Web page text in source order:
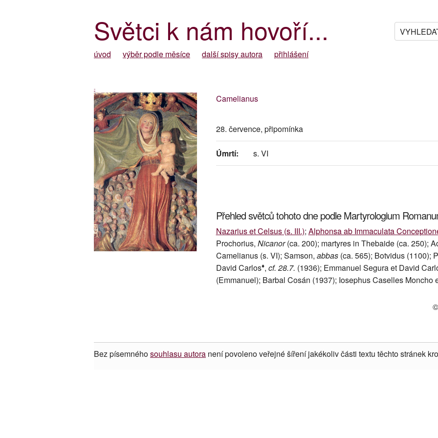
Světci k nám hovoří...
úvod výběr podle měsíce další spisy autora přihlášení
-
Camelianus
28. července, připomínka
Úmrtí: s. VI
Přehled světců tohoto dne podle Martyrologium
Nazarius et Celsus (s. III.); Alphonsa ab Immaculata
Prochorius, Nicanor(ca. 200); martyres in Thebaide (ca. 250);
Camelianus (s. VI); Samson, abbas(ca. 565); Botvidus (1100);
David Carlos♦, cf. 28.7. (1936); Emmanuel Segura et David
(Emmanuel); Barbal Cosán (1937); Iosephus Caselles Moncho
Bez písemnéhosouhlasu autora není povoleno veřejné šíření jakékoliv části textu těchto stránek